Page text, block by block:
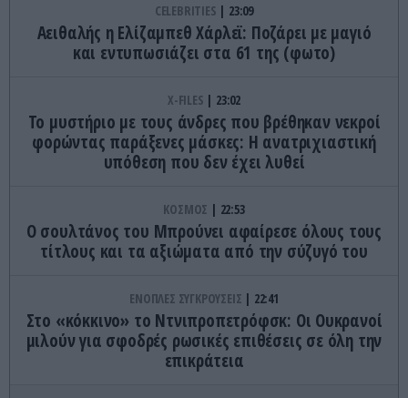
CELEBRITIES 23:09
Αειθαλής η Ελίζαμπεθ Χάρλεϊ: Ποζάρει με μαγιό
και εντυπωσιάζει στα 61 της (φωτο)
X-FILES 23:02
Το μυστήριο με τους άνδρες που βρέθηκαν νεκροί
φορώντας παράξενες μάσκες: Η ανατριχιαστική
υπόθεση που δεν έχει λυθεί
ΚΟΣΜΟΣ 22:53
Ο σουλτάνος του Μπρούνει αφαίρεσε όλους τους
τίτλους και τα αξιώματα από την σύζυγό του
ΕΝΟΠΛΕΣ ΣΥΓΚΡΟΥΣΕΙΣ 22:41
Στο «κόκκινο» το Ντνιπροπετρόφσκ: Οι Ουκρανοί
μιλούν για σφοδρές ρωσικές επιθέσεις σε όλη την
επικράτεια